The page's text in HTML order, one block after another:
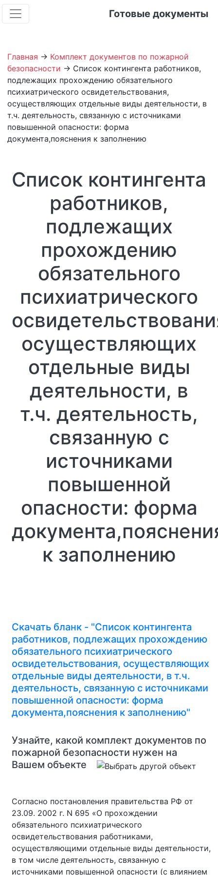
Готовые документы
Главная → Комплект документов по пожарной
безопасности → Список контингента работников,
подлежащих прохождению обязательного
психиатрического освидетельствования,
осуществляющих отдельные виды деятельности, в
т.ч. деятельность, связанную с источниками
повышенной опасности: форма
документа,пояснения к заполнению
Список контингента
работников,
подлежащих
прохождению
обязательного
психиатрического
осуществляющих
отдельные виды
деятельности, в
т.ч. деятельность,
связанную с
источниками
повышенной
опасности: форма
к заполнению
Скачать бланк - "Список контингента
работников, подлежащих прохождению
обязательного психиатрического
освидетельствования, осуществляющих
отдельные виды деятельности, в т.ч.
деятельность, связанную с источниками
повышенной опасности: форма
документа,пояснения к заполнению"
Узнайте, какой комплект документов по
пожарной безопасности нужен на
Вашем объекте
Согласно постановления правительства РФ от
23.09. 2002 г. N 695 «О прохождении
обязательного психиатрического
освидетельствования работниками,
осуществляющими отдельные виды деятельности,
в том числе деятельность, связанную с
источниками повышенной опасности (с влиянием